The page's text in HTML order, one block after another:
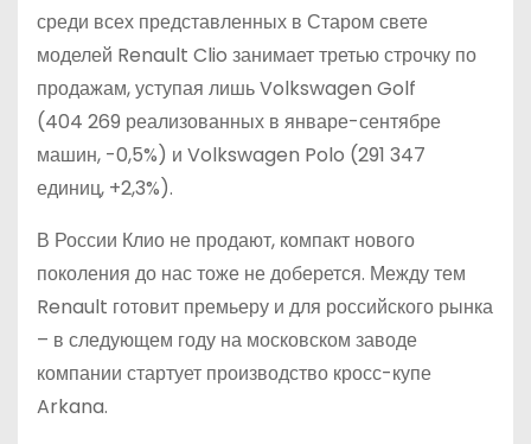
среди всех представленных в Старом свете
моделей Renault Clio занимает третью строчку по
продажам, уступая лишь Volkswagen Golf
(404 269 реализованных в январе-сентябре
машин, -0,5%) и Volkswagen Polo (291 347
единиц, +2,3%).
В России Клио не продают, компакт нового
поколения до нас тоже не доберется. Между тем
Renault готовит премьеру и для российского рынка
– в следующем году на московском заводе
компании стартует производство кросс-купе
Arkana.